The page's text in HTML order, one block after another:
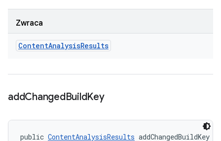
Zwraca
ContentAnalysisResults
addChangedBuildKey
public ContentAnalysisResults addChangedBuildKey